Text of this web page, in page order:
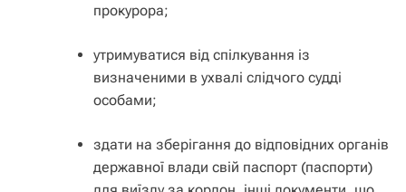
прокурора;
утримуватися від спілкування із
визначеними в ухвалі слідчого судді
особами;
здати на зберігання до відповідних органів
державної влади свій паспорт (паспорти)